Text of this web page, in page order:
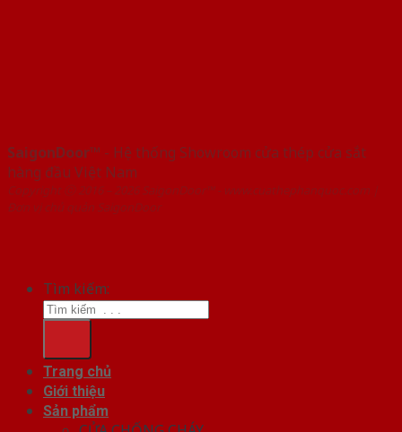
SaigonDoor™ - Hệ thống Showroom cửa thép cửa sắt
hàng đầu Việt Nam
Copyright ⓒ 2016 – 2026 SaigonDoor™ - www.cuathephanquoc.com |
Đơn vị chủ quản SaigonDoor
Tìm kiếm:
Trang chủ
Giới thiệu
Sản phẩm